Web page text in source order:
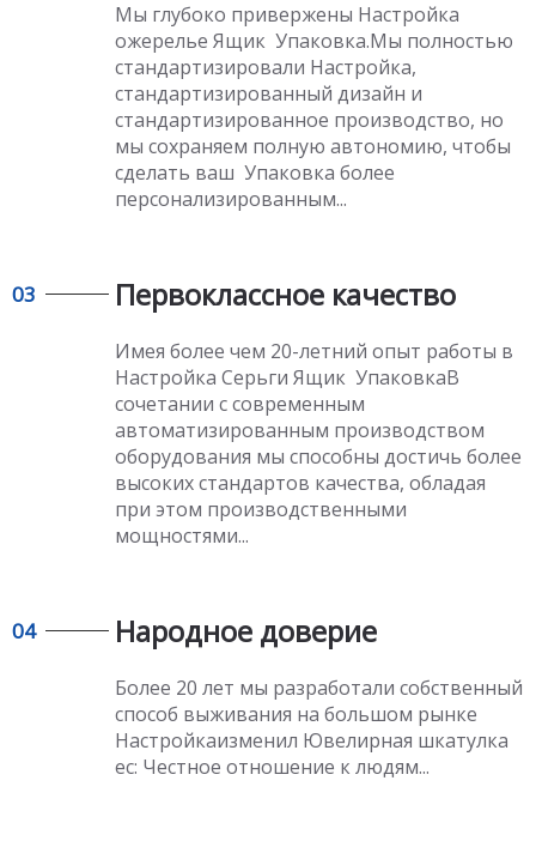
Мы глубоко привержены Настройка
ожерелье Ящик Упаковка.Мы полностью
стандартизировали Настройка,
стандартизированный дизайн и
стандартизированное производство, но
мы сохраняем полную автономию, чтобы
сделать ваш Упаковка более
персонализированным...
03 Первоклассное качество​​​​​​​
Имея более чем 20-летний опыт работы в
Настройка Серьги Ящик УпаковкаВ
сочетании с современным
автоматизированным производством
оборудования мы способны достичь более
высоких стандартов качества, обладая
при этом производственными
мощностями...
04 Народное доверие
Более 20 лет мы разработали собственный
способ выживания на большом рынке
Настройкаизменил Ювелирная шкатулка
ес: Честное отношение к людям...